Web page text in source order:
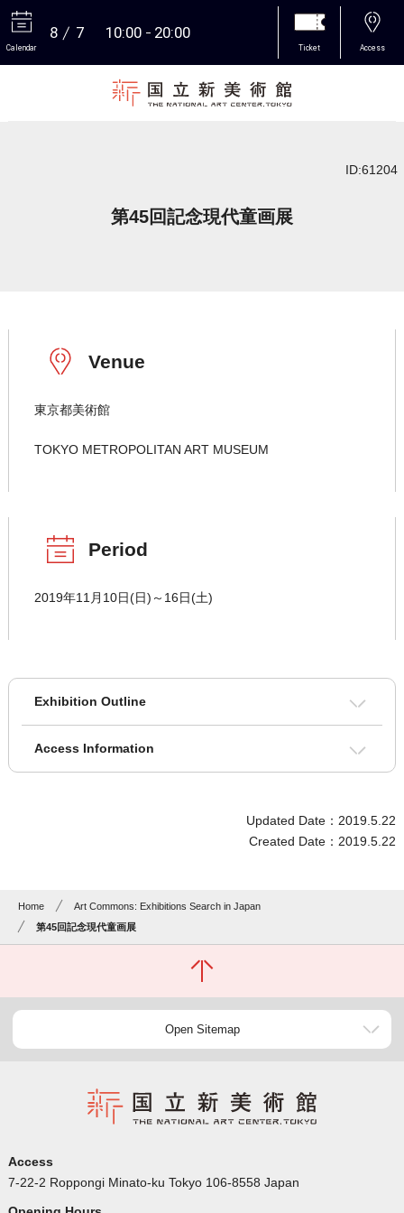
Calendar
8 7 10:00 20:00
Ticket Access
ID:61204
第45回記念現代童画展
Venue
東京都美術館
TOKYO METROPOLITAN ART MUSEUM
Period
2019年11月10日(日)～16日(土)
Exhibition Outline
Access Information
Updated Date：2019.5.22
Created Date：2019.5.22
Home
Art Commons: Exhibitions Search in Japan
第45回記念現代童画展
Open Sitemap
Access
7-22-2 Roppongi Minato-ku Tokyo 106-8558 Japan